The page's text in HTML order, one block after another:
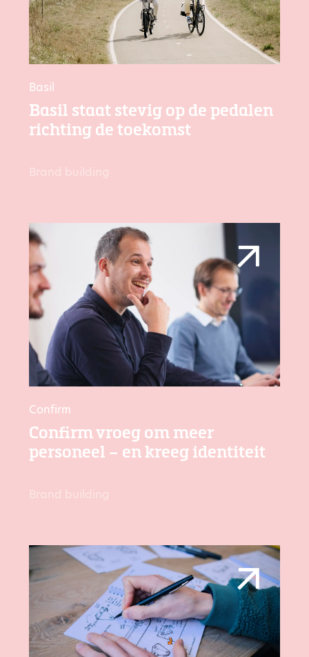
Basil
Basil staat stevig op de pedalen
richting de toekomst
Confirm
Confirm vroeg om meer
personeel – en kreeg identiteit